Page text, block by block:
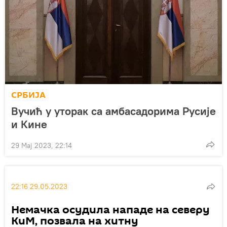
СРБИЈА
Вучић у уторак са амбасадорима Русије
и Кине
29 Мај 2023, 22:14
22:16 29.05.2023
Немачка осудила нападе на северу
КиМ, позвала на хитну